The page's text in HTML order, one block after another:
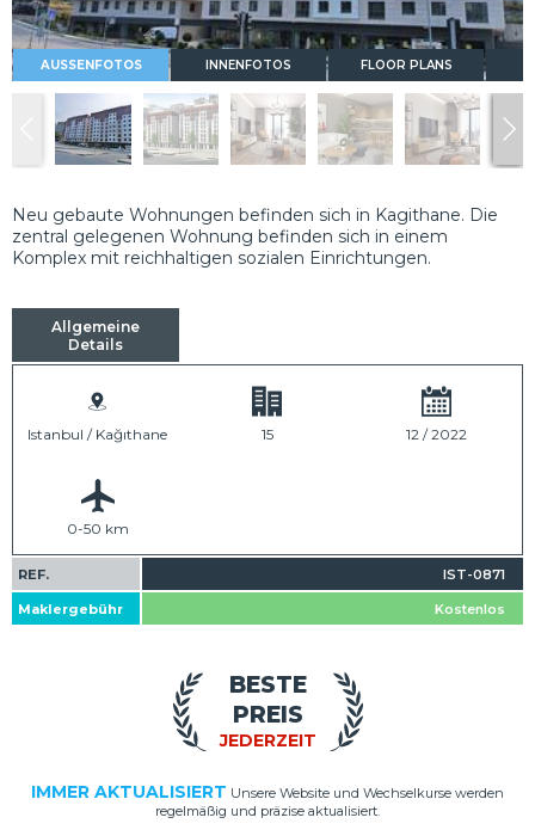
AUSSENFOTOS INNENFOTOS FLOOR PLANS
Neu gebaute Wohnungen befinden sich in Kagithane. Die
zentral gelegenen Wohnung befinden sich in einem
Komplex mit reichhaltigen sozialen Einrichtungen.
Allgemeine
Details
Istanbul / Kağıthane 15 12 / 2022
0-50 km
REF. IST-0871
Maklergebühr Kostenlos
JEDERZEIT
BESTE
PREIS
IMMER AKTUALISIERT Unsere Website und Wechselkurse werden
regelmäßig und präzise aktualisiert.